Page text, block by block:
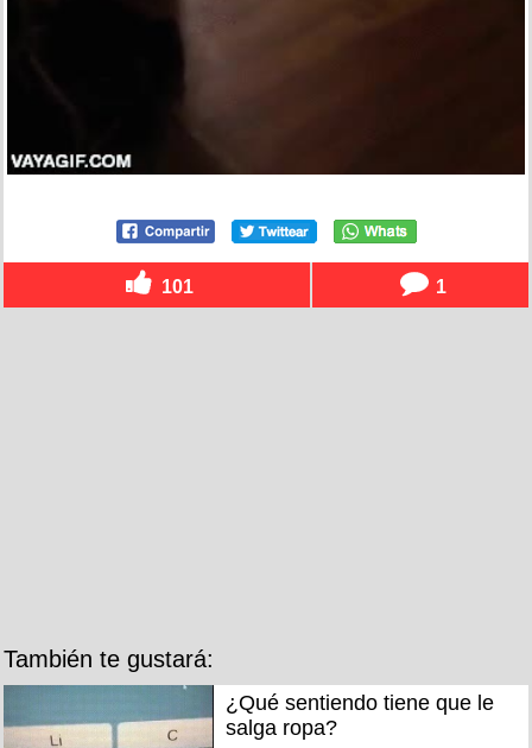
101 1
También te gustará:
¿Qué sentiendo tiene que le
salga ropa?